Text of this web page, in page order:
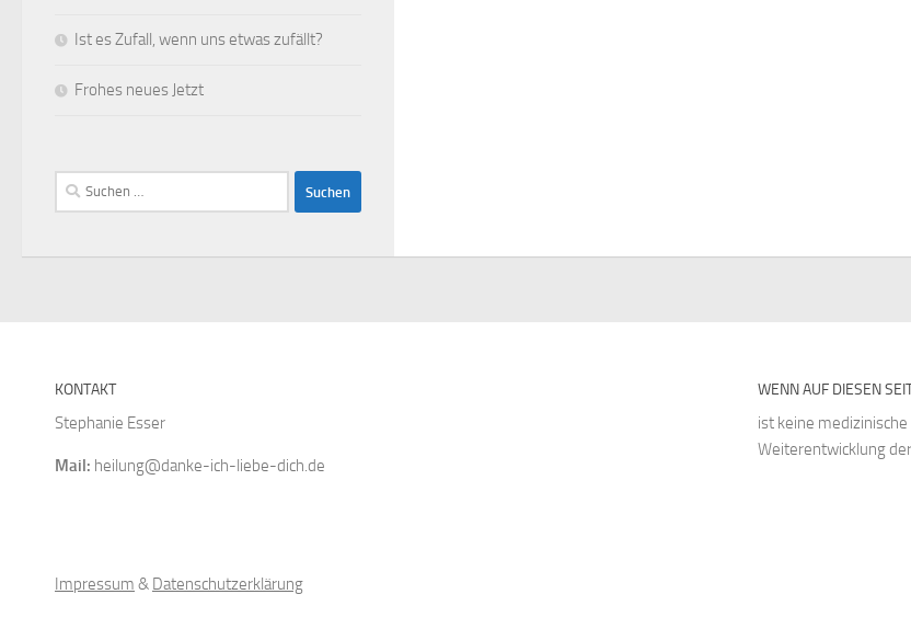
Ist es Zufall, wenn uns etwas zufällt?
Frohes neues Jetzt
Suchen
nach:
KONTAKT
Stephanie Esser
Mail: heilung@danke-ich-liebe-dich.de
Impressum & Datenschutzerklärung
WENN AUF DIESEN
ist keine
Weiterentwicklung